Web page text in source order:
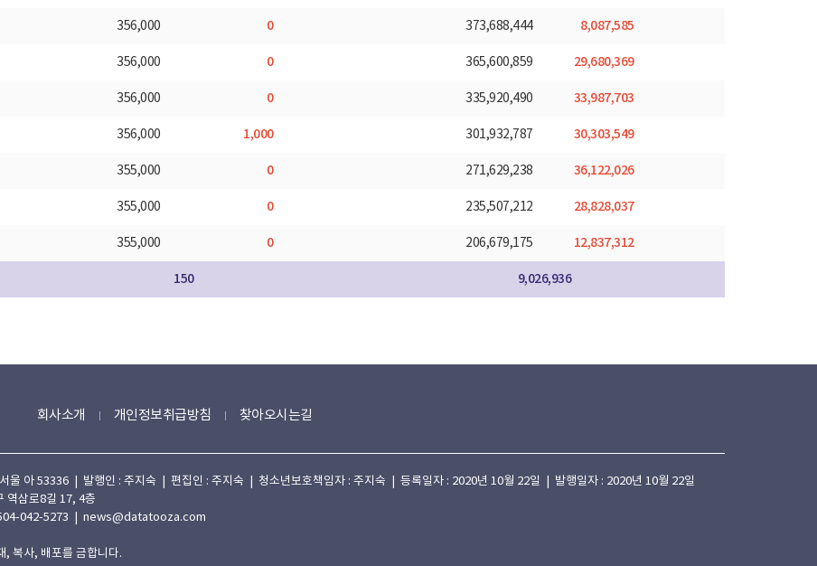
356,000 0 373,688,444 8,087,585
356,000 0 365,600,859 29,680,369
356,000 0 335,920,490 33,987,703
356,000 1,000 301,932,787 30,303,549
355,000 0 271,629,238 36,122,026
355,000 0 235,507,212 28,828,037
355,000 0 206,679,175 12,837,312
150 9,026,936
회사소개 개인정보취급방침 찾아오시는길
울 아 53336 | 발행인 : 주지숙 | 편집인 : 주지숙 | 청소년보호책임자 : 주지숙 | 등록일자 : 2020년 10월 22일 | 발행일자 : 2020년 10월 22일
역삼로8길 17, 4층
042-5273 | news@datatooza.com
, 복사, 배포를 금합니다.